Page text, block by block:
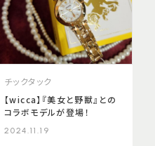
チックタック
【wicca】『美女と野獣』との
コラボモデルが登場！
2024.11.19